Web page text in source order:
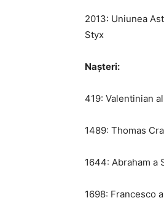
2013: Uniunea
Styx
Nașteri:
419: Valentinian
1489: Thomas
1644: Abraham a
1698: Francesco